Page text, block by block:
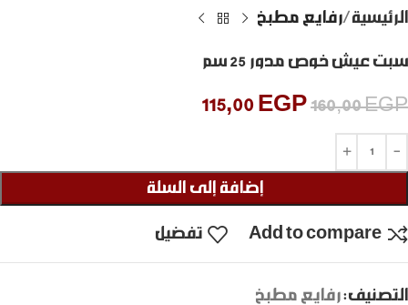
الرئيسية رفايع مطبخ
سبت عيش خوص مدور 25 سم
160,00EGP
115,00 EGP
إضافة إلى السلة
Add to compare تفضيل
التصنيف:رفايع مطبخ